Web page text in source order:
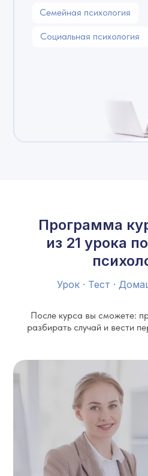
Семейная психология
Социальная психология
После курса вы сможете:
разбирать случай и вести
Урок · Тест ·
Программа
из 21 урока